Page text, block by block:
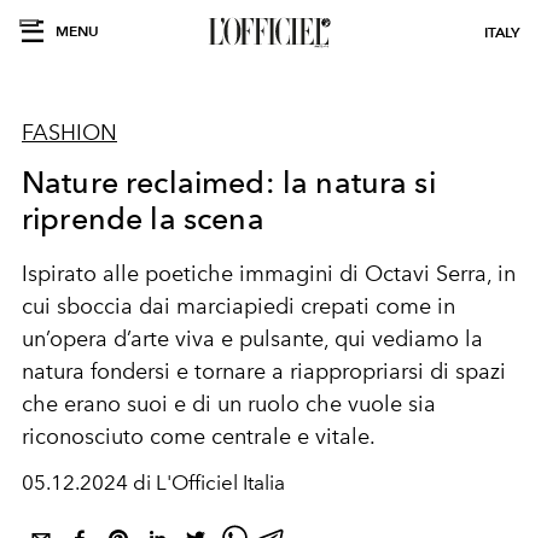
MENU ITALY
FASHION
Nature reclaimed: la natura si
riprende la scena
Ispirato alle poetiche immagini di Octavi Serra, in
cui sboccia dai marciapiedi crepati come in
un’opera d’arte viva e pulsante, qui vediamo la
natura fondersi e tornare a riappropriarsi di spazi
che erano suoi e di un ruolo che vuole sia
riconosciuto come centrale e vitale.
05.12.2024 di L'Officiel Italia